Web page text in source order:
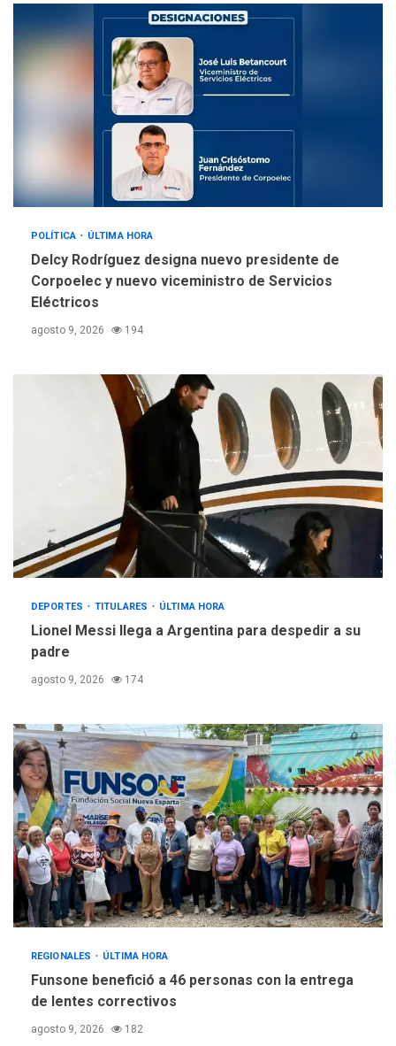
4
llevar a problemas
sanitarios y asumirse como
problema de orden público
REGIONALES
Alcaldía de Mariño climatiza
Núcleo del Sistema de
Orquestas Porlamar
POLÍTICA ÚLTIMA HORA
Delcy Rodríguez designa nuevo presidente de
Corpoelec y nuevo viceministro de Servicios
Eléctricos
agosto 9, 2026 194
DEPORTES TITULARES ÚLTIMA HORA
Lionel Messi llega a Argentina para despedir a su
padre
agosto 9, 2026 174
REGIONALES ÚLTIMA HORA
Funsone benefició a 46 personas con la entrega
de lentes correctivos
agosto 9, 2026 182